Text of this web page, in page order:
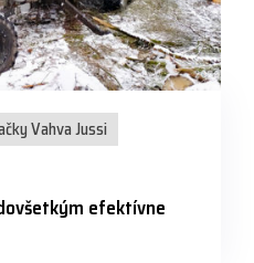
Vahva Jussi
efektívne